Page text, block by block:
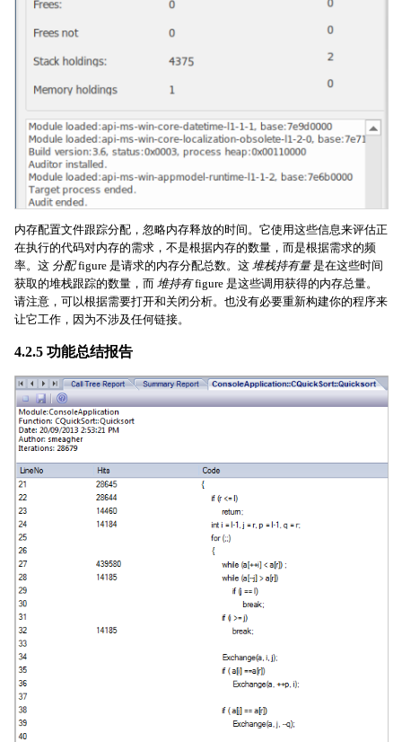
内存配置文件跟踪分配，忽略内存释放的时间。它使用这些信息来评估正
在执行的代码对内存的需求，不是根据内存的数量，而是根据需求的频
率。这 分配figure 是请求的内存分配总数。这 堆栈持有量是在这些时间
获取的堆栈跟踪的数量，而 堆持有figure 是这些调用获得的内存总量。
请注意，可以根据需要打开和关闭分析。也没有必要重新构建你的程序来
让它工作，因为不涉及任何链接。
4.2.5 功能总结报告